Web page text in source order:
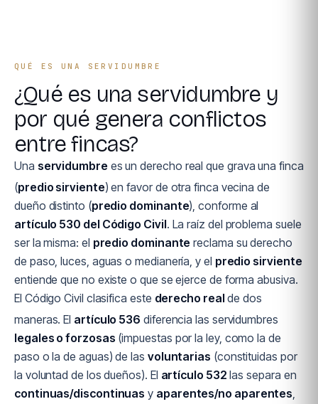
QUÉ ES UNA SERVIDUMBRE
¿Qué es una servidumbre y
por qué genera conflictos
entre fincas?
Una servidumbre es un derecho real que grava una finca
(predio sirviente) en favor de otra finca vecina de
dueño distinto (predio dominante), conforme al
artículo 530 del Código Civil. La raíz del problema suele
ser la misma: el predio dominante reclama su derecho
de paso, luces, aguas o medianería, y el predio sirviente
entiende que no existe o que se ejerce de forma abusiva.
El Código Civil clasifica este derecho realde dos
maneras. El artículo 536 diferencia las servidumbres
legales o forzosas (impuestas por la ley, como la de
paso o la de aguas) de las voluntarias (constituidas por
la voluntad de los dueños). El artículo 532 las separa en
continuas/discontinuas y aparentes/no aparentes,